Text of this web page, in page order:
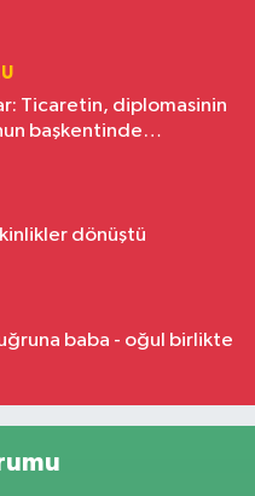
Ticaretin, diplomasinin
başkentinde
dönüştü
baba - oğul birlikte